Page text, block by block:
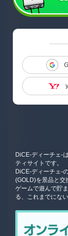
DiCE-ディーチェ-
ティサイトです。
DiCE-ディーチェ-
(GOLD)を景品と交
ゲームで遊んで貯
る、これまでにな